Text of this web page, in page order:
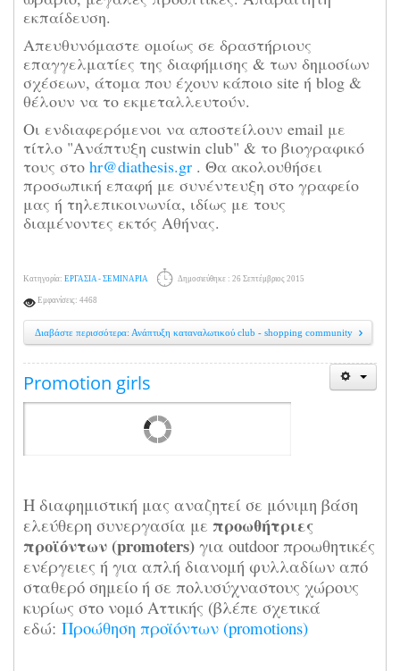
εκπαίδευση.
Απευθυνόμαστε ομοίως σε δραστήριους
επαγγελματίες της διαφήμισης & των δημοσίων
σχέσεων, άτομα που έχουν κάποιο site ή blog &
θέλουν να το εκμεταλλευτούν.
Οι ενδιαφερόμενοι να αποστείλουν email με
τίτλο "Ανάπτυξη custwin club" & το βιογραφικό
τους στο hr@diathesis.gr . Θα ακολουθήσει
προσωπική επαφή με συνέντευξη στο γραφείο
μας ή τηλεπικοινωνία, ιδίως με τους
διαμένοντες εκτός Αθήνας.
Κατηγορία: ΕΡΓΑΣΙΑ - ΣΕΜΙΝΑΡΙΑ Δημοσιεύθηκε : 26 Σεπτέμβριος 2015
Εμφανίσεις: 4468
Διαβάστε περισσότερα: Ανάπτυξη καταναλωτικού club - shopping community
Promotion girls
Η διαφημιστική μας αναζητεί σε μόνιμη βάση
ελεύθερη συνεργασία με προωθήτριες
προϊόντων (promoters) για outdoor προωθητικές
ενέργειες ή για απλή διανομή φυλλαδίων από
σταθερό σημείο ή σε πολυσύχναστους χώρους
κυρίως στο νομό Αττικής (βλέπε σχετικά
εδώ: Προώθηση προϊόντων (promotions)